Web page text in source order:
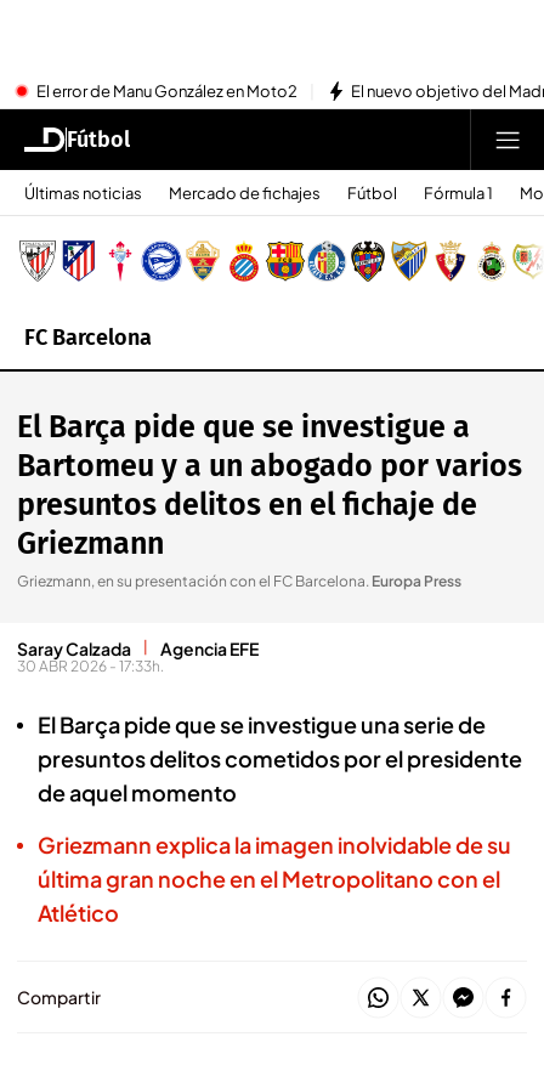
El error de Manu González en Moto2 El nuevo objetivo del
Fútbol
Últimas noticias Mercado de fichajes Fútbol Fórmula 1
FC Barcelona
El Barça pide que se investigue a
Bartomeu y a un abogado por varios
presuntos delitos en el fichaje de
Griezmann
Griezmann, en su presentación con el FC Barcelona. Europa Press
Saray Calzada Agencia EFE
30 ABR 2026 - 17:33h.
El Barça pide que se investigue una serie de
presuntos delitos cometidos por el presidente
de aquel momento
Griezmann explica la imagen inolvidable de su
última gran noche en el Metropolitano con el
Atlético
Compartir